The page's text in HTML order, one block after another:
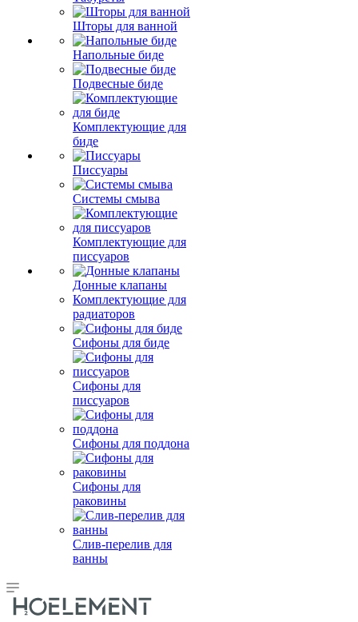
Шторы для ванной
Напольные биде
Подвесные биде
Комплектующие для
биде
Писсуары
Системы смыва
Комплектующие для
писсуаров
Донные клапаны
Комплектующие для
радиаторов
Сифоны для биде
Сифоны для
писсуаров
Сифоны для поддона
Сифоны для
раковины
Слив-перелив для
ванны